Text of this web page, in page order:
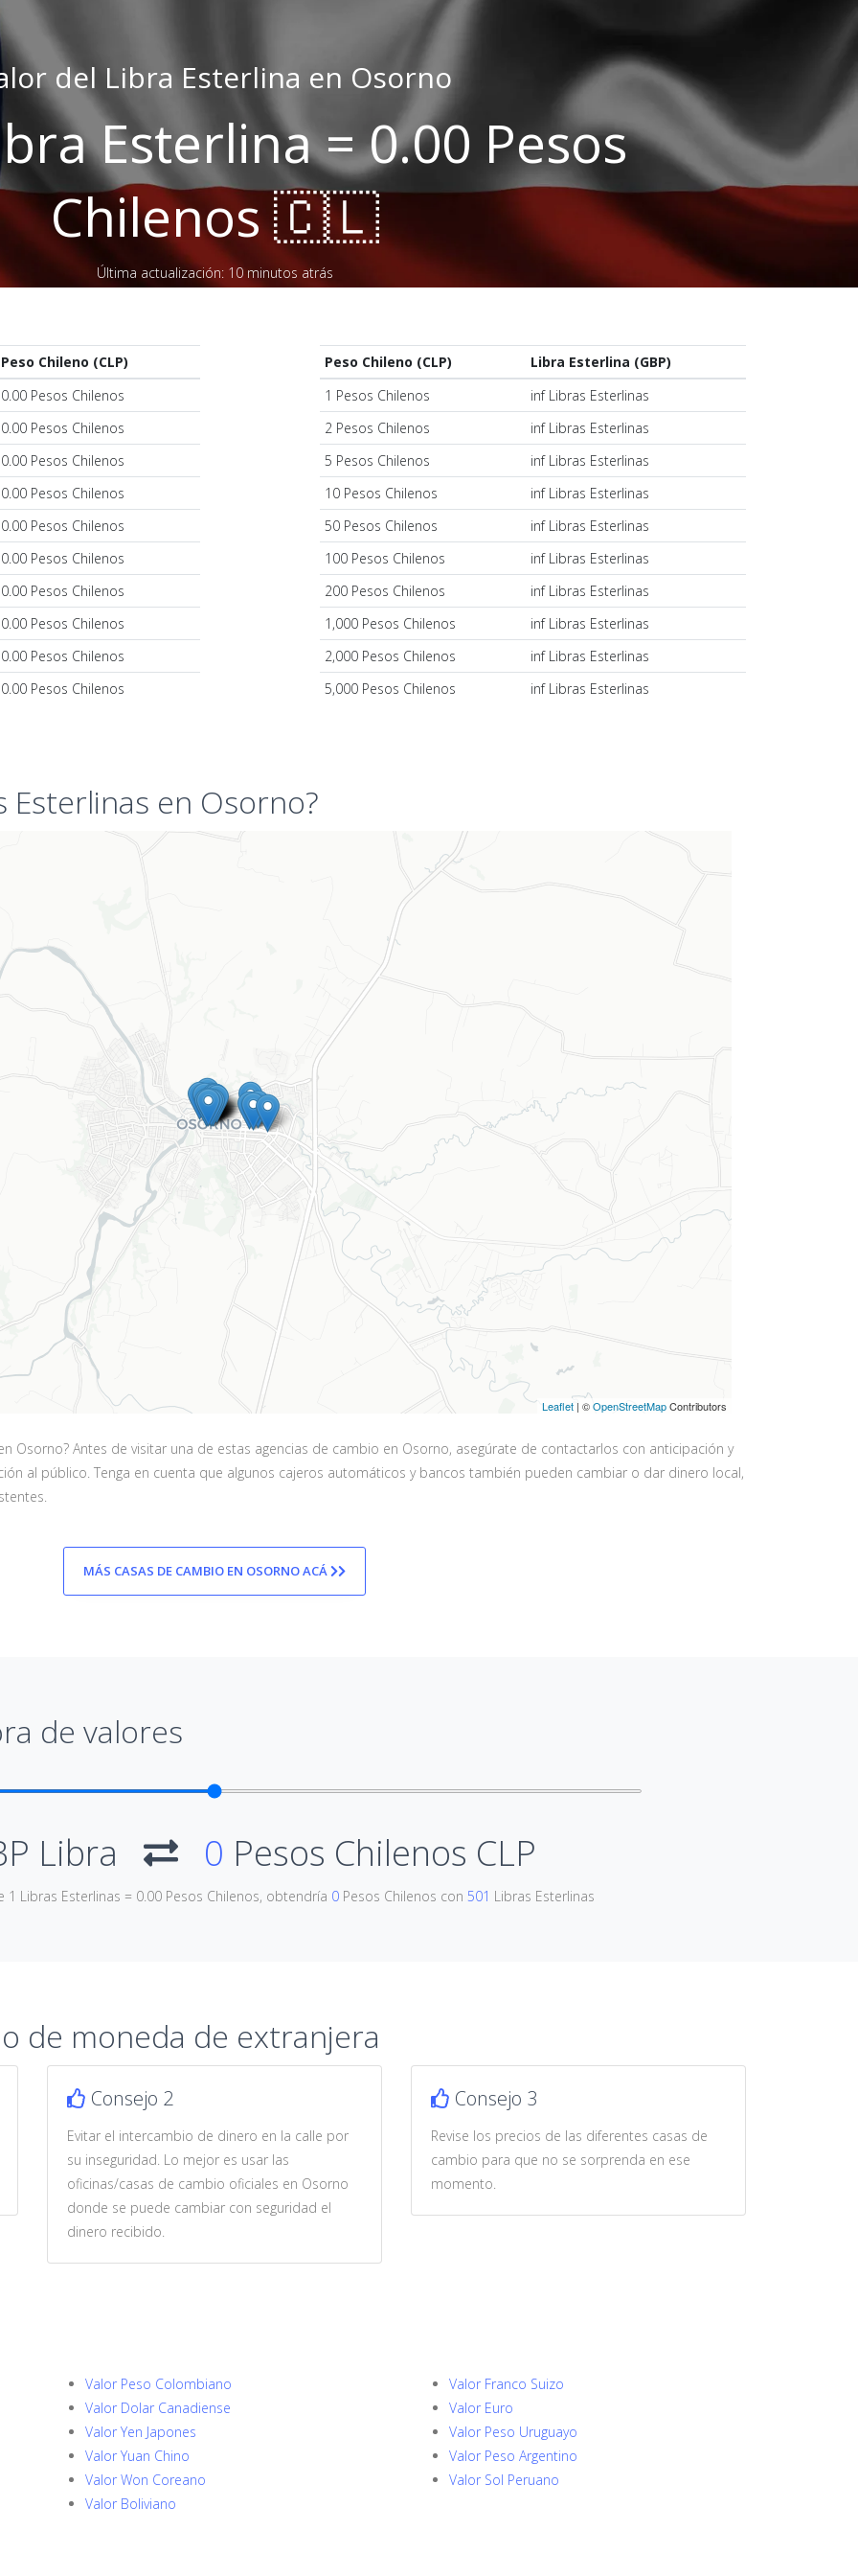
del Libra Esterlina en Osorno
Esterlina = 0.00 Pesos
Chilenos 🇨🇱
Última actualización: 10 minutos atrás
Peso Chileno (CLP)
0.00 Pesos Chilenos
0.00 Pesos Chilenos
0.00 Pesos Chilenos
0.00 Pesos Chilenos
0.00 Pesos Chilenos
0.00 Pesos Chilenos
0.00 Pesos Chilenos
0.00 Pesos Chilenos
0.00 Pesos Chilenos
0.00 Pesos Chilenos
Peso Chileno (CLP)
Libra Esterlina (GBP)
1 Pesos Chilenos
inf Libras Esterlinas
2 Pesos Chilenos
inf Libras Esterlinas
5 Pesos Chilenos
inf Libras Esterlinas
10 Pesos Chilenos
inf Libras Esterlinas
50 Pesos Chilenos
inf Libras Esterlinas
100 Pesos Chilenos
inf Libras Esterlinas
200 Pesos Chilenos
inf Libras Esterlinas
1,000 Pesos Chilenos
inf Libras Esterlinas
2,000 Pesos Chilenos
inf Libras Esterlinas
5,000 Pesos Chilenos
inf Libras Esterlinas
en Osorno?
Leaflet | ©OpenStreetMapContributors
Osorno? Antes de visitar una de estas agencias de cambio en Osorno, asegúrate de contactarlos con anticipación y
al público. Tenga en cuenta que algunos cajeros automáticos y bancos también pueden cambiar o dar dinero local,
MÁS CASAS DE CAMBIO EN OSORNO ACÁ
de valores
Libra 0 Pesos Chilenos CLP
Libras Esterlinas = 0.00 Pesos Chilenos, obtendría 0Pesos Chilenos con 501 Libras Esterlinas
de moneda de extranjera
Consejo 2
Evitar el intercambio de dinero en la calle por
su inseguridad. Lo mejor es usar las
oficinas/casas de cambio oficiales en Osorno
donde se puede cambiar con seguridad el
dinero recibido.
Consejo 3
Revise los precios de las diferentes casas de
cambio para que no se sorprenda en ese
momento.
Valor Peso Colombiano
Valor Dolar Canadiense
Valor Yen Japones
Valor Yuan Chino
Valor Won Coreano
Valor Boliviano
Valor Franco Suizo
Valor Euro
Valor Peso Uruguayo
Valor Peso Argentino
Valor Sol Peruano